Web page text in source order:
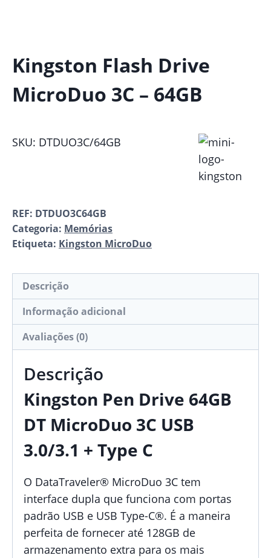
Kingston Flash Drive
MicroDuo 3C – 64GB
SKU: DTDUO3C/64GB
REF: DTDUO3C64GB
Categoria: Memórias
Etiqueta: Kingston MicroDuo
Descrição
Informação adicional
Avaliações (0)
Descrição
Kingston Pen Drive 64GB
DT MicroDuo 3C USB
3.0/3.1 + Type C
O DataTraveler® MicroDuo 3C tem
interface dupla que funciona com portas
padrão USB e USB Type-C®. É a maneira
perfeita de fornecer até 128GB de
armazenamento extra para os mais